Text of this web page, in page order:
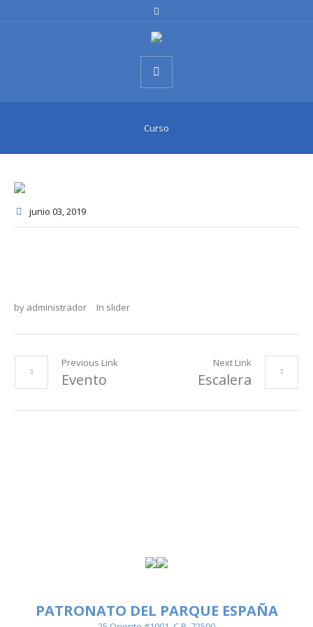
Curso
junio 03 , 2019
by administrador In slider
Previous Link
Evento
Next Link
Escalera
PATRONATO DEL PARQUE ESPAÑA